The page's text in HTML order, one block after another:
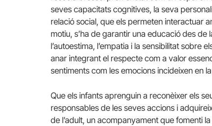
seves capacitats cognitives, la seva
relació social, que els permeten interactuar
motiu, s’ha de garantir una educació des
l’autoestima, l’empatia i la sensibilitat sobre
anar integrant el respecte com a valor
sentiments com les emocions incideixen en
Que els infants aprenguin a reconèixer els
responsables de les seves accions i
de l’adult, un acompanyament que fomenti